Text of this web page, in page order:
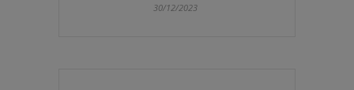
30/12/2023